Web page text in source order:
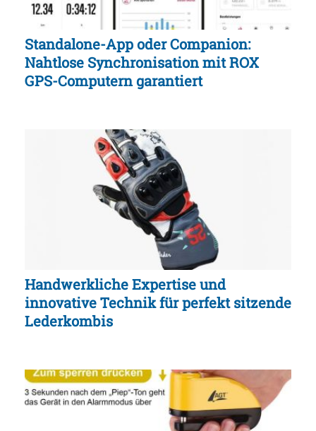
Standalone-App oder Companion:
Nahtlose Synchronisation mit ROX
GPS-Computern garantiert
Handwerkliche Expertise und
innovative Technik für perfekt sitzende
Lederkombis